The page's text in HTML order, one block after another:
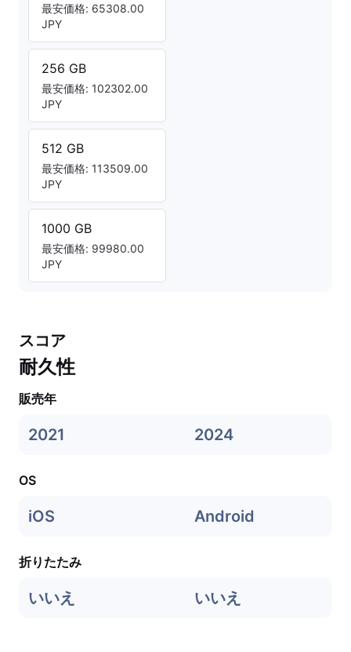
最安価格: 65308.00
JPY
256 GB
最安価格: 102302.00
JPY
512 GB
最安価格: 113509.00
JPY
1000 GB
最安価格: 99980.00
JPY
スコア
耐久性
販売年
2021 2024
OS
iOS Android
折りたたみ
いいえ いいえ